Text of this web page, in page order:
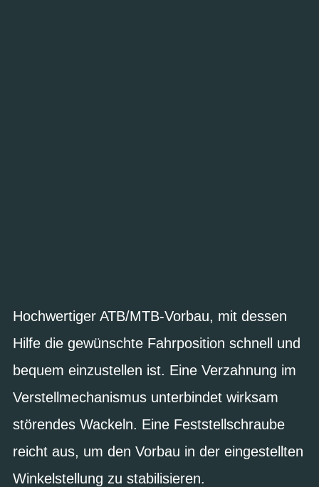
Hochwertiger ATB/MTB-Vorbau, mit dessen
Hilfe die gewünschte Fahrposition schnell und
bequem einzustellen ist. Eine Verzahnung im
Verstellmechanismus unterbindet wirksam
störendes Wackeln. Eine Feststellschraube
reicht aus, um den Vorbau in der eingestellten
Winkelstellung zu stabilisieren.